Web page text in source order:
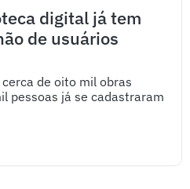
digital já tem
de usuários
de oito mil obras
pessoas já se cadastraram